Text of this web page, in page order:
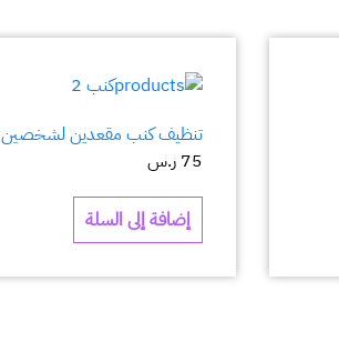
تنظيف كنب مقعدين لشخصين
75 ر.س
إضافة إلى السلة